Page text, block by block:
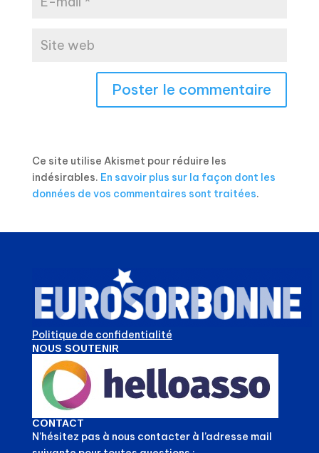
Ce site utilise Akismet pour réduire les
indésirables. En savoir plus sur la façon dont les
données de vos commentaires sont traitées.
Politique de confidentialité
NOUS SOUTENIR
CONTACT
N’hésitez pas à nous contacter à l’adresse mail